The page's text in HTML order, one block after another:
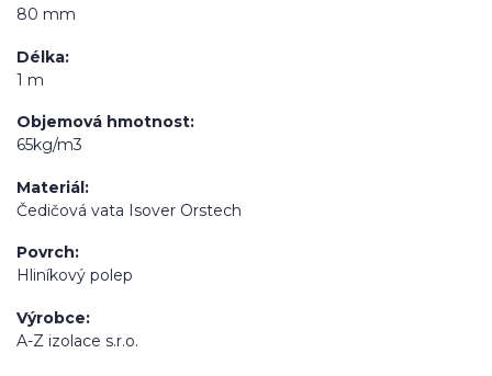
80 mm
Délka
1 m
Objemová hmotnost
65kg/m3
Materiál
Čedičová vata Isover Orstech
Povrch
Hliníkový polep
Výrobce
A-Z izolace s.r.o.